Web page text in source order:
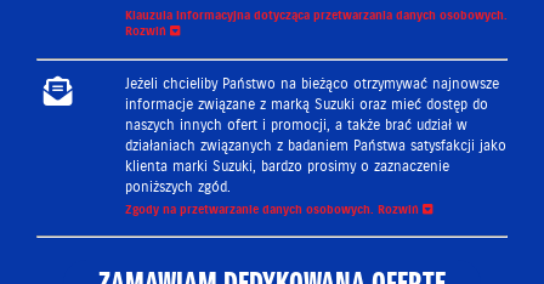
Klauzula informacyjna dotycząca przetwarzania danych osobowych.
Rozwiń
Klauzula informacyjna dotycząca przetwarzania danych
osobowych
Administratorem podanych przez Państwa danych osobowych
jest Suzuki Motor Poland Sp. z o.o. z siedzibą w Warszawie
przy ul. Połczyńskiej 10 (tel. 22 329 41 00) 01-378 Warszawa,
wpisana do rejestru przedsiębiorców KRS prowadzonego przez
Sąd Rejonowy dla m.st. Warszawy w Warszawie, XII Wydział
kapitał zakładowy 21 000 000 zł („SMP”).
W przypadku, gdy wyrazili Państwo zgodę na przetwarzanie
Jeżeli chcieliby Państwo na bieżąco otrzymywać najnowsze
informacje związane z marką Suzuki oraz mieć dostęp do
naszych innych ofert i promocji, a także brać udział w
działaniach związanych z badaniem Państwa satysfakcji jako
klienta marki Suzuki, bardzo prosimy o zaznaczenie
poniższych zgód.
Zgody na przetwarzanie danych osobowych. Rozwiń
celach: